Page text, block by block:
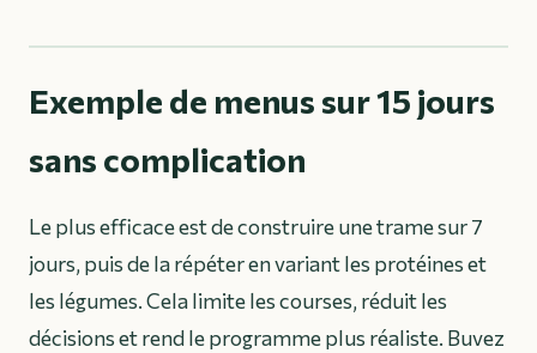
Exemple de menus sur 15 jours
sans complication
Le plus efficace est de construire une trame sur 7
jours, puis de la répéter en variant les protéines et
les légumes. Cela limite les courses, réduit les
décisions et rend le programme plus réaliste. Buvez